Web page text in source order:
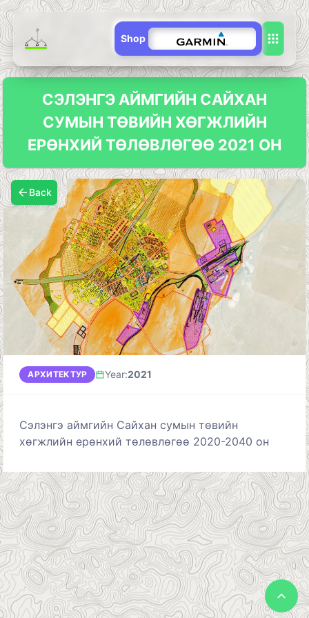
Shop
СЭЛЭНГЭ АЙМГИЙН САЙХАН
СУМЫН ТӨВИЙН ХӨГЖЛИЙН
ЕРӨНХИЙ ТӨЛӨВЛӨГӨӨ 2021 ОН
Back
АРХИТЕКТУР Year:2021
Сэлэнгэ аймгийн Сайхан сумын төвийн
хөгжлийн ерөнхий төлөвлөгөө 2020-2040 он